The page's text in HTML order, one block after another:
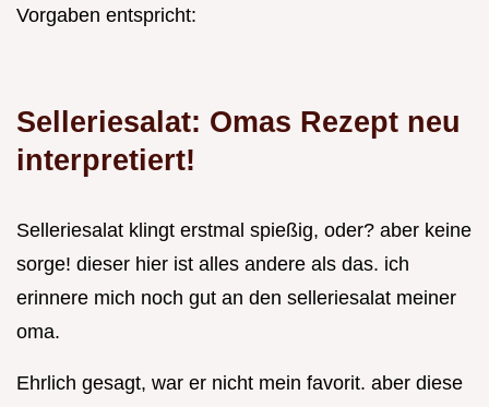
Vorgaben entspricht:
Selleriesalat: Omas Rezept neu
interpretiert!
Selleriesalat klingt erstmal spießig, oder? aber keine
sorge! dieser hier ist alles andere als das. ich
erinnere mich noch gut an den selleriesalat meiner
oma.
Ehrlich gesagt, war er nicht mein favorit. aber diese